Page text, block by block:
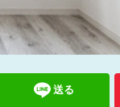
送る